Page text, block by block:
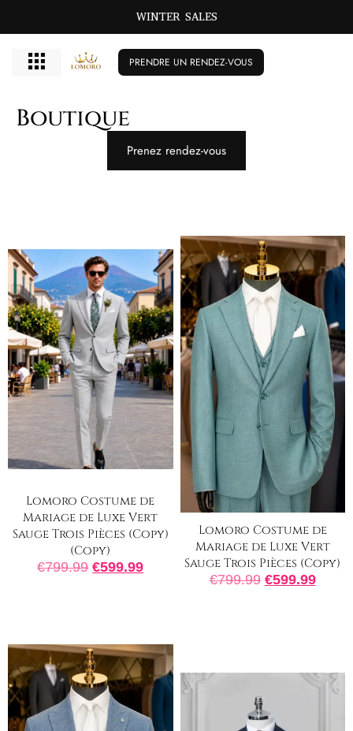
WINTER SALES
PRENDRE UN RENDEZ-VOUS
Boutique
Prenez rendez-vous
Lomoro Costume de
Mariage de Luxe Vert
Sauge Trois Pièces (Copy)
(Copy)
€799.99 €599.99
Lomoro Costume de
Mariage de Luxe Vert
Sauge Trois Pièces (Copy)
€799.99 €599.99